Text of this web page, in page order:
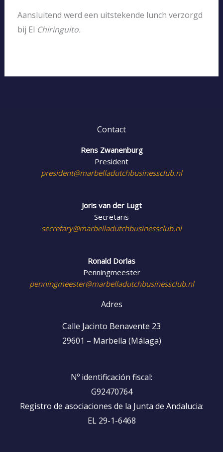
Aansluitend werd een uitstekende lunch verzorgd
bij El Chiringuito.
Contact
Rens Zwanenburg
President
president@marbelladutchbusinessclub.nl
Joris van der Lugt
Secretaris
secretary@marbelladutchbusinessclub.nl
Ronald Dorlas
Penningmeester
penningmeester@marbelladutchbusinessclub.nl
Adres
Calle Jacinto Benavente 23
29601 – Marbella (Málaga)
Nº identificación fiscal:
G92470764
Registro de asociaciones de la Junta de Andalucia:
EL 29-1-6468